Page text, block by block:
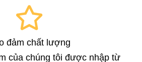
đảm chất lượng
của chúng tôi được nhập từ